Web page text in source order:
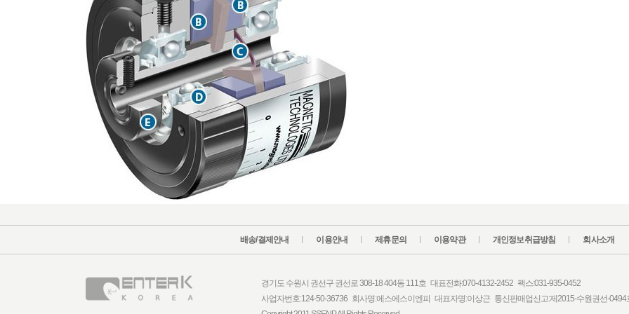
배송/결제안내 이용안내 제휴문의 이용약관 개인정보취급방침 회사소개
경기도 수원시 권선구 권선로 308-18 404동 111호 대표전화:070-4132-2452 팩스:031-935-0452
사업자번호:124-50-36736 회사명:에스에스이엔피 대표자명:이상근 통신판매업신고:제2015-수원권선-0494